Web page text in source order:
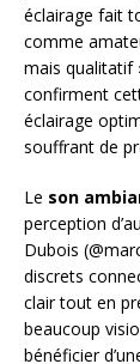
éclairage fait
comme
mais qualitatif
confirment
éclairage
souffrant de
Le son
perception
Dubois
discrets
clair tout en
beaucoup
bénéficier